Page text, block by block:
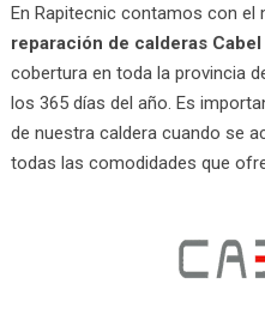
En Rapitecnic contamos con el
reparación de calderas
cobertura en toda la provincia
los 365 días del año. Es
de nuestra caldera cuando se
todas las comodidades que